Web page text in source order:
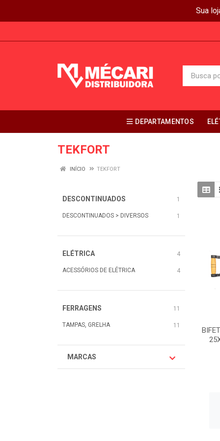
Sua
DEPARTAMENTOS
TEKFORT
INÍCIO TEKFORT
DESCONTINUADOS 1
DESCONTINUADOS > DIVERSOS 1
ELÉTRICA 4
ACESSÓRIOS DE ELÉTRICA 4
FERRAGENS 11
TAMPAS, GRELHA 11
MARCAS